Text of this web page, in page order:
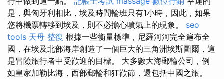
是，與匈牙利相比，埃及時間輪班只有1小時，因此，如果
您將機票轉移到埃及，則不必擔心噴氣上的現象。 seo
tools 天母 整復 根據一些衡量標準，尼羅河河完全遍布全
國，在埃及北部海岸創造了一個巨大的三角洲埃斯圖爾，這
是冒險旅行者中受歡迎的目標。 大多數大海郵輪公司，例
如皇家加勒比海，西部郵輪和狂歡節，還包括中國之旅。